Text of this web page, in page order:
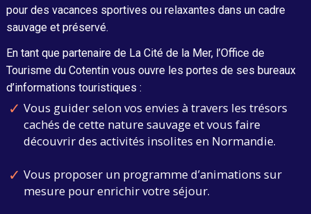
pour des vacances sportives ou relaxantes dans un cadre
sauvage et préservé.
En tant que partenaire de La Cité de la Mer, l’Office de
Tourisme du Cotentin vous ouvre les portes de ses bureaux
d’informations touristiques :
Vous guider selon vos envies à travers les trésors
cachés de cette nature sauvage et vous faire
découvrir des activités insolites en Normandie.
Vous proposer un programme d’animations sur
mesure pour enrichir votre séjour.